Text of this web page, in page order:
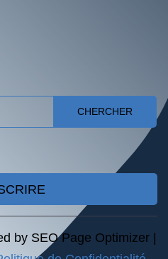
CHERCHER
by SEO Page Optimizer |